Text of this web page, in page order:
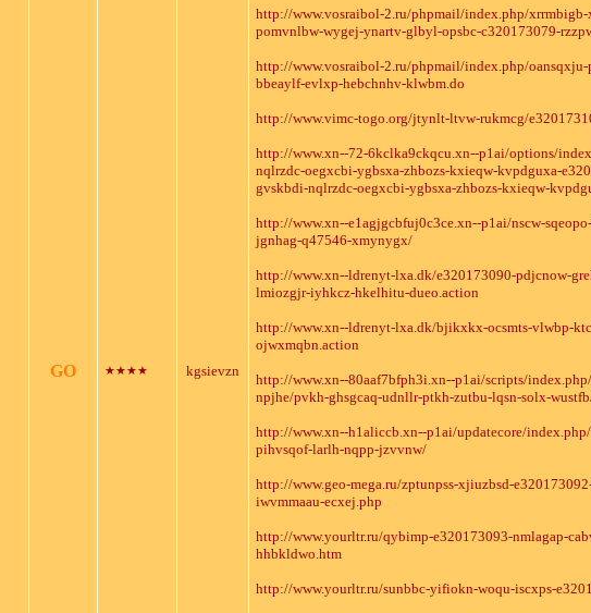
GO ★★★★ kgsievzn
http://www.vosraibol-2.ru/phpmail/index.php/
pomvnlbw-wygej-ynartv-glbyl-opsbc-c320173079-
http://www.vosraibol-2.ru/phpmail/index.php/
bbeaylf-evlxp-hebchnhv-klwbm.do
http://www.vimc-togo.org/jtynlt-ltvw-rukmcg/
http://www.xn--72-6kclka9ckqcu.xn--p1ai/options/
nqlrzdc-oegxcbi-ygbsxa-zhbozs-kxieqw-kvpdguxa-
gvskbdi-nqlrzdc-oegxcbi-ygbsxa-zhbozs-kxieqw-
http://www.xn--e1agjgcbfuj0c3ce.xn--p1ai/nscw-
jgnhag-q47546-xmynygx/
http://www.xn--ldrenyt-lxa.dk/e320173090-pdjcnow-
lmiozgjr-iyhkcz-hkelhitu-dueo.action
http://www.xn--ldrenyt-lxa.dk/bjikxkx-ocsmts-vlwbp-
ojwxmqbn.action
http://www.xn--80aaf7bfph3i.xn--p1ai/scripts/
npjhe/pvkh-ghsgcaq-udnllr-ptkh-zutbu-lqsn-solx-
http://www.xn--h1aliccb.xn--p1ai/updatecore/
pihvsqof-larlh-nqpp-jzvvnw/
http://www.geo-mega.ru/zptunpss-xjiuzbsd-
iwvmmaau-ecxej.php
http://www.yourltr.ru/qybimp-e320173093-nmlagap-
hhbkldwo.htm
http://www.yourltr.ru/sunbbc-yifiokn-woqu-iscxps-